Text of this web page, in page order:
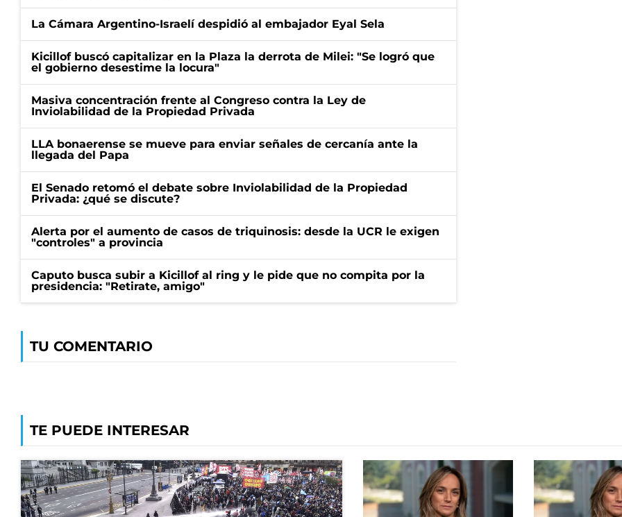
La Cámara Argentino-Israelí despidió al embajador Eyal Sela
Kicillof buscó capitalizar en la Plaza la derrota de Milei: "Se logró que
el gobierno desestime la locura"
Masiva concentración frente al Congreso contra la Ley de
Inviolabilidad de la Propiedad Privada
LLA bonaerense se mueve para enviar señales de cercanía ante la
llegada del Papa
El Senado retomó el debate sobre Inviolabilidad de la Propiedad
Privada: ¿qué se discute?
Alerta por el aumento de casos de triquinosis: desde la UCR le exigen
"controles" a provincia
Caputo busca subir a Kicillof al ring y le pide que no compita por la
presidencia: "Retirate, amigo"
TU COMENTARIO
TE PUEDE INTERESAR